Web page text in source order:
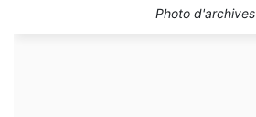
Photo d'archives